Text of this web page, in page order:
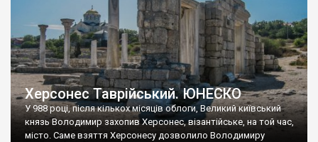
Херсонес Таврійський. ЮНЕСКО
У 988 році, після кількох місяців облоги, Великий київський
князь Володимир захопив Херсонес, візантійське, на той час,
місто. Саме взяття Херсонесу дозволило Володимиру